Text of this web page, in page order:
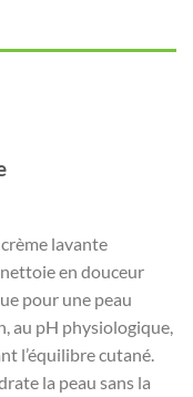
crème lavante
en douceur
pour une peau
au pH physiologique,
l’équilibre cutané.
la peau sans la